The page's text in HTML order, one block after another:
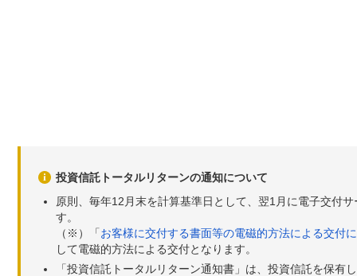
投資信託トータルリターンの通知について
原則、毎年12月末を計算基準日として、翌1月に電子交付
す。
（※）「お客様に交付する書面等の電磁的方法による交付
して電磁的方法による交付となります。
「投資信託トータルリターン通知書」は、投資信託を保有